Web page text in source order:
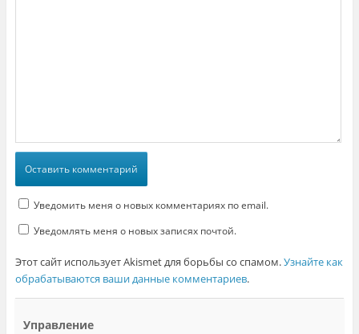
Уведомить меня о новых комментариях по email.
Уведомлять меня о новых записях почтой.
Этот сайт использует Akismet для борьбы со спамом.Узнайте как
обрабатываются ваши данные комментариев.
Управление